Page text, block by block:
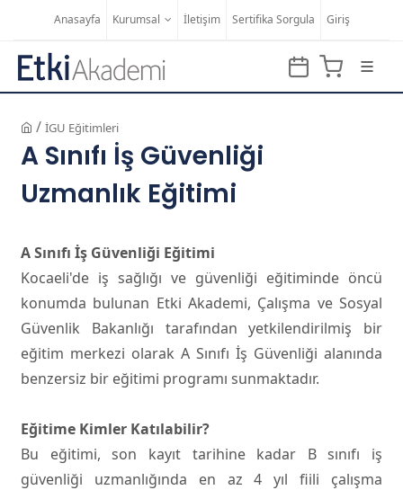
Anasayfa Kurumsal İletişim Sertifika Sorgula Giriş
/ İGU Eğitimleri
A Sınıfı İş Güvenliği
Uzmanlık Eğitimi
A Sınıfı İş Güvenliği Eğitimi
Kocaeli'de iş sağlığı ve güvenliği eğitiminde öncü
konumda bulunan Etki Akademi, Çalışma ve Sosyal
Güvenlik Bakanlığı tarafından yetkilendirilmiş bir
eğitim merkezi olarak A Sınıfı İş Güvenliği alanında
benzersiz bir eğitimi programı sunmaktadır.
Eğitime Kimler Katılabilir?
Bu eğitimi, son kayıt tarihine kadar B sınıfı iş
güvenliği uzmanlığında en az 4 yıl fiili çalışma